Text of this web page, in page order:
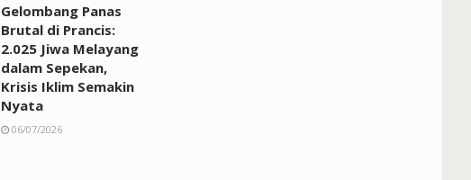
Gelombang Panas
Brutal di Prancis:
2.025 Jiwa Melayang
dalam Sepekan,
Krisis Iklim Semakin
Nyata
06/07/2026